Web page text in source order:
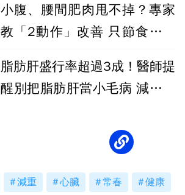
小腹、腰間肥肉甩不掉？專家
教「2動作」改善 只節食減重
脂肪肝盛行率超過3成！醫師提
醒別把脂肪肝當小毛病 減重是
減重 心臟 常春 健康